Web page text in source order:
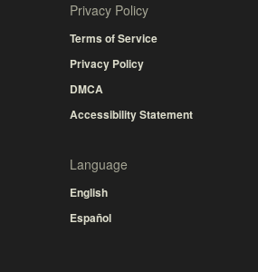
Privacy Policy
Terms of Service
Privacy Policy
DMCA
Accessibility Statement
Language
English
Español